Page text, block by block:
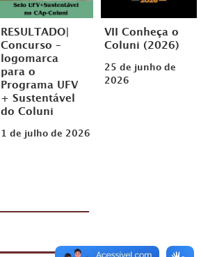
RESULTADO|
Concurso –
logomarca
para o
Programa UFV
+ Sustentável
do Coluni
1 de julho de 2026
VII Conheça o
Coluni (2026)
25 de junho de
2026